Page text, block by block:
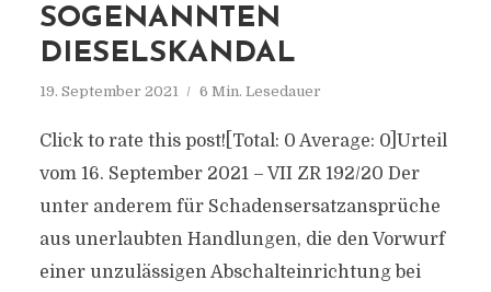
SOGENANNTEN
DIESELSKANDAL
19. September 2021 6 Min. Lesedauer
Click to rate this post![Total: 0 Average: 0]Urteil
vom 16. September 2021 – VII ZR 192/20 Der
unter anderem für Schadensersatzansprüche
aus unerlaubten Handlungen, die den Vorwurf
einer unzulässigen Abschalteinrichtung bei